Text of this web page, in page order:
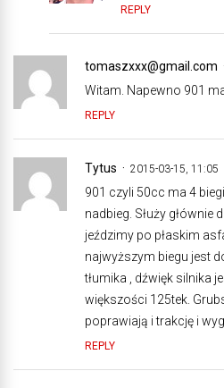
REPLY
tomaszxxx@gmail.com
Witam. Napewno 901
REPLY
Tytus 2015-03-15, 11:05
901 czyli 50cc ma 4
nadbieg. Służy głównie
jeździmy po płaskim
najwyższym biegu jest
tłumika , dźwięk silnika
większości 125tek.
poprawiają i trakcję i
REPLY